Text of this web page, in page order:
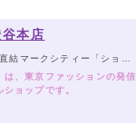
本店
線「渋谷駅」ハチ公口から徒歩12分 京王井の頭線「神泉」駅（北口）から徒歩2分
は、東京ファッションの発信
ョップです。